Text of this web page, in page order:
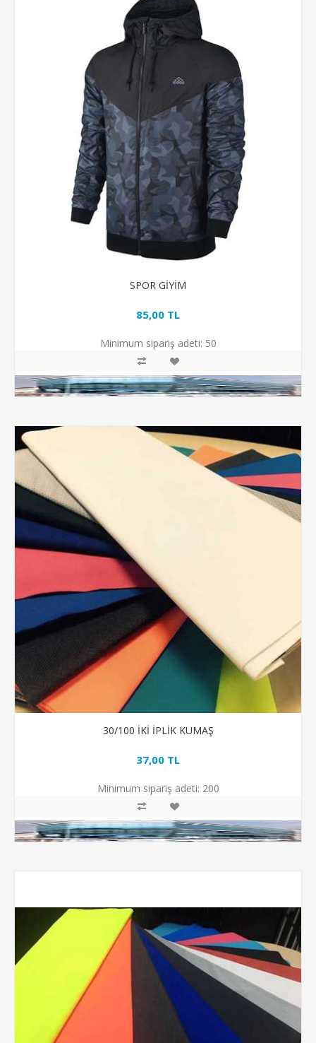
SPOR GİYİM
85,00 TL
Minimum sipariş adeti: 50
30/100 İKİ İPLİK KUMAŞ
37,00 TL
Minimum sipariş adeti: 200